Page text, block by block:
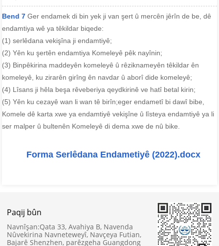
Bend 7 Ger endamek di bin yek ji van şert û mercên jêrîn de be, dê
endamtiya wê ya têkildar biqede:
(1) serlêdana vekişîna ji endamtiyê;
(2) Yên ku şertên endamtiya Komeleyê pêk nayînin;
(3) Binpêkirina maddeyên komeleyê û rêziknameyên têkildar ên
komeleyê, ku zirarên girîng ên navdar û aborî dide komeleyê;
(4) Lîsans ji hêla beşa rêveberiya qeydkirinê ve hatî betal kirin;
(5) Yên ku cezayê wan li wan tê birîn;eger endametî bi dawî bibe,
Komele dê karta xwe ya endamtiyê vekişîne û lîsteya endamtiyê ya li
ser malper û bultenên Komeleyê di dema xwe de nû bike.
Forma Serlêdana Endametiyê (2022).docx
Paqij bûn
Navnîşan:Qata 33, Avahiya B, Navenda
Nûvekirina Navneteweyî, Navçeya Futian,
Bajarê Shenzhen, parêzgeha Guangdong